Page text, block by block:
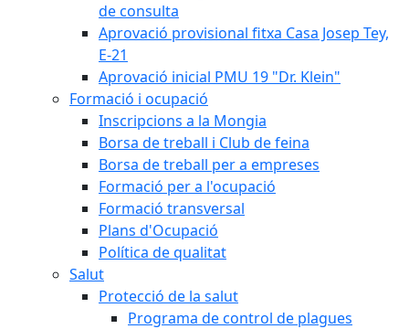
de consulta
Aprovació provisional fitxa Casa Josep Tey,
E-21
Aprovació inicial PMU 19 "Dr. Klein"
Formació i ocupació
Inscripcions a la Mongia
Borsa de treball i Club de feina
Borsa de treball per a empreses
Formació per a l'ocupació
Formació transversal
Plans d'Ocupació
Política de qualitat
Salut
Protecció de la salut
Programa de control de plagues